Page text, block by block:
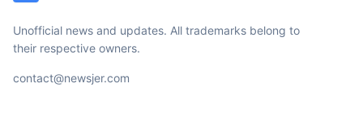
Unofficial news and updates. All trademarks belong to
their respective owners.
contact@newsjer.com